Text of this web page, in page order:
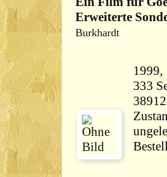
Erweiterte
Burkhardt
333 Seiten